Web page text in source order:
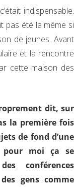
indispensable.
pas été la même si
de jeunes. Avant
et la rencontre
cette maison des
dit, sur
la première fois
de fond d’une
pour moi ça se
conférences
gens comme